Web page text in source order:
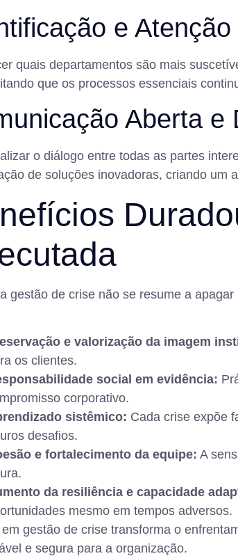
e
quais departamentos são mais
que os processos essenciais
Aberta e
o diálogo entre todas as partes
de soluções inovadoras, criando um
gestão de crise não se resume a
e valorização da imagem
os clientes.
social em evidência:
corporativo.
sistêmico: Cada crise expõe
desafios.
e fortalecimento da equipe: A
da resiliência e capacidade
mesmo em tempos adversos.
gestão de crise transforma o
e segura para a organização.